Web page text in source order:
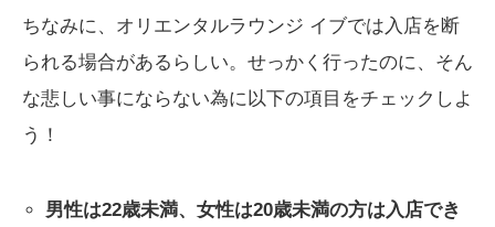
ちなみに、オリエンタルラウンジ イブでは入店を断
られる場合があるらしい。せっかく行ったのに、そん
な悲しい事にならない為に以下の項目をチェックしよ
う！
男性は22歳未満、女性は20歳未満の方は入店でき